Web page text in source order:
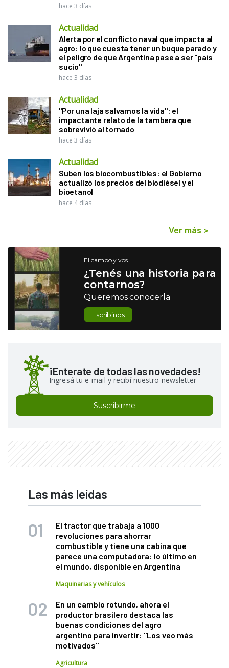
hace 3 días
Actualidad
Alerta por el conflicto naval que impacta al
agro: lo que cuesta tener un buque parado y
el peligro de que Argentina pase a ser "país
sucio"
hace 3 días
Actualidad
"Por una laja salvamos la vida": el
impactante relato de la tambera que
sobrevivió al tornado
hace 3 días
Actualidad
Suben los biocombustibles: el Gobierno
actualizó los precios del biodiésel y el
bioetanol
hace 4 días
Ver más >
El campo y vos
¿Tenés una historia para
contarnos?
Queremos conocerla
Escribinos
¡Enterate de todas las novedades!
Ingresá tu e-mail y recibí nuestro newsletter
Suscribirme
Las más leídas
El tractor que trabaja a 1000
revoluciones para ahorrar
combustible y tiene una cabina que
parece una computadora: lo último en
el mundo, disponible en Argentina
Maquinarias y vehículos
En un cambio rotundo, ahora el
productor brasilero destaca las
buenas condiciones del agro
argentino para invertir: "Los veo más
motivados"
Agricultura